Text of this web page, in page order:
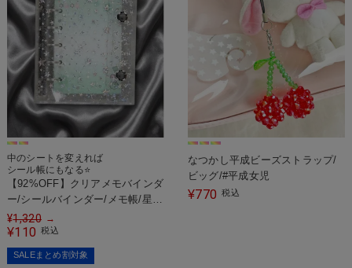
中のシートを変えれば
シール帳にもなる⭐
【92%OFF】クリアメモバインダ
ー/シールバインダー/メモ帳/星
柄/スター/#平成女児
¥1,320 →
¥110 税込
SALEまとめ割対象
なつかし平成ビーズストラップ/
ビッグ/#平成女児
¥770 税込